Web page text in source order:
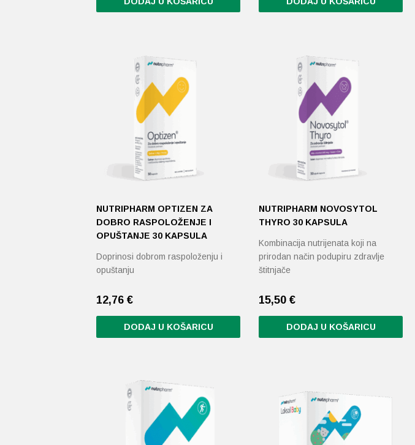
NUTRIPHARM OPTIZEN ZA
DOBRO RASPOLOŽENJE I
OPUŠTANJE 30 KAPSULA
Doprinosi dobrom raspoloženju i
opuštanju
12,76 €
DODAJ U KOŠARICU
NUTRIPHARM NOVOSYTOL
THYRO 30 KAPSULA
Kombinacija nutrijenata koji na
prirodan način podupiru zdravlje
štitnjače
15,50 €
DODAJ U KOŠARICU